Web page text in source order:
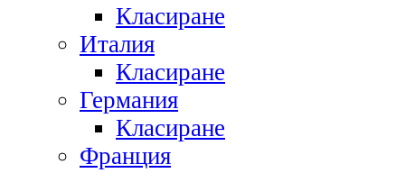
Класиране
Италия
Класиране
Германия
Класиране
Франция